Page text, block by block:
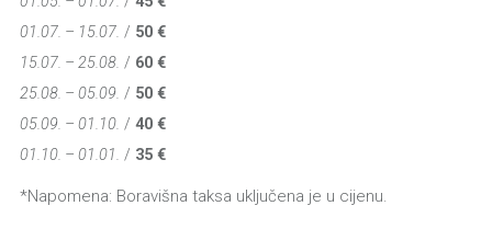
01.07. – 15.07. / 50 €
15.07. – 25.08. / 60 €
25.08. – 05.09. / 50 €
05.09. – 01.10. / 40 €
01.10. – 01.01. / 35 €
*Napomena: Boravišna taksa uključena je u cijenu.